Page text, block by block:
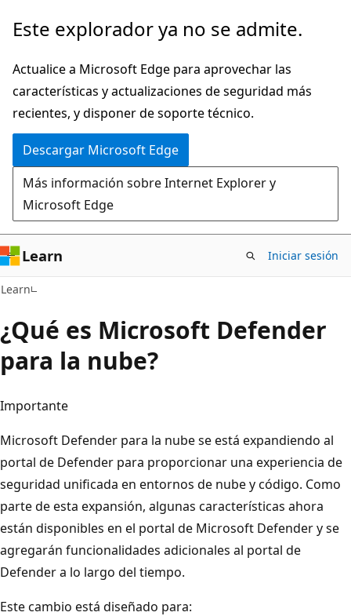
Ir
contenido
principal
Este explorador ya no se admite.
Actualice a Microsoft Edge para aprovechar las
características y actualizaciones de seguridad más
recientes, y disponer de soporte técnico.
Descargar Microsoft Edge
Más información sobre Internet Explorer y
Microsoft Edge
Learn Iniciar sesión
Learn
¿Qué es Microsoft Defender
para la nube?
Importante
Microsoft Defender para la nube se está expandiendo al
portal de Defender para proporcionar una experiencia de
seguridad unificada en entornos de nube y código. Como
parte de esta expansión, algunas características ahora
están disponibles en el portal de Microsoft Defender y se
agregarán funcionalidades adicionales al portal de
Defender a lo largo del tiempo.
Este cambio está diseñado para: